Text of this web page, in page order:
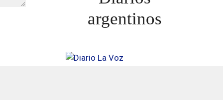
argentinos